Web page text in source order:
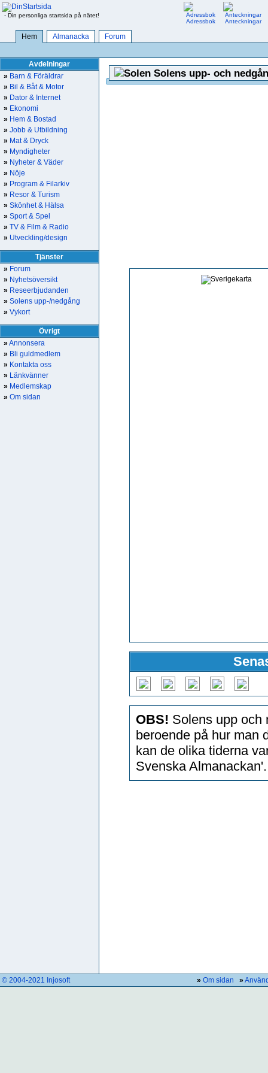
- Din personliga startsida på nätet!
Adressbok
Anteckningar
Hem Almanacka Forum
Avdelningar
» Barn & Föräldrar
» Bil & Båt & Motor
» Dator & Internet
» Ekonomi
» Hem & Bostad
» Jobb & Utbildning
» Mat & Dryck
» Myndigheter
» Nyheter & Väder
» Nöje
» Program & Filarkiv
» Resor & Turism
» Skönhet & Hälsa
» Sport & Spel
» TV & Film & Radio
» Utveckling/design
Tjänster
» Forum
» Nyhetsöversikt
» Reseerbjudanden
» Solens upp-/nedgång
» Vykort
Övrigt
» Annonsera
» Bli guldmedlem
» Kontakta oss
» Länkvänner
» Medlemskap
» Om sidan
Solens upp- och
OBS! Solens upp och
beroende på hur man
kan de olika tiderna
Svenska
© 2004-2021 Injosoft » Om sidan »